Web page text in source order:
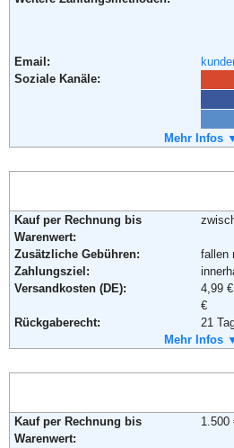
Email:
Soziale Kanäle:
Weiterführende Informationen: Blog ,
Mehr Infos
Kauf per Rechnung bis
Warenwert:
Zusätzliche Gebühren:
fallen
Zahlungsziel:
Versandkosten (DE):
4,99
€
Rückgaberecht:
21
Ja
Lieferung in:
Mehr Infos
Kauf per Rechnung bis
Warenwert:
1.500